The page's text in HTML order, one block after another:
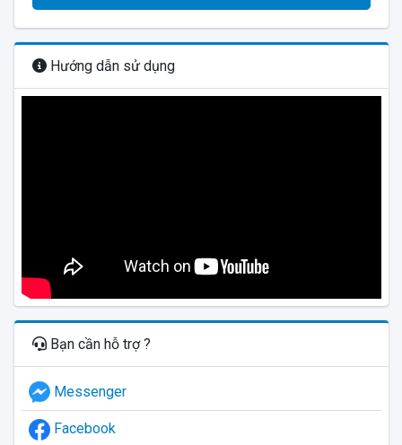
Hướng dẫn sử dụng
Bạn cần hỗ trợ ?
Messenger
Facebook